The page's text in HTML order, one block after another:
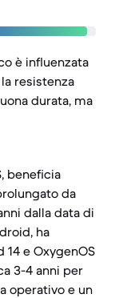
è influenzata
resistenza
durata, ma
beneficia
da
dalla data di
ha
e OxygenOS
3-4 anni per
operativo e un